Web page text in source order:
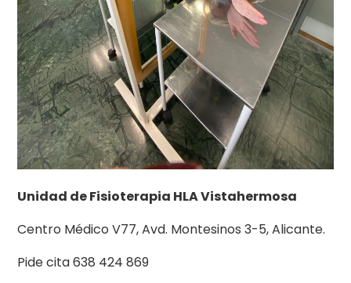
Unidad de Fisioterapia HLA Vistahermosa
Centro Médico V77, Avd. Montesinos 3-5, Alicante.
Pide cita 638 424 869